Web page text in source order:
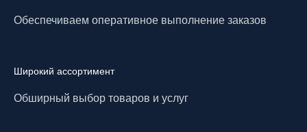
Обеспечиваем оперативное выполнение заказов
Широкий ассортимент
Обширный выбор товаров и услуг